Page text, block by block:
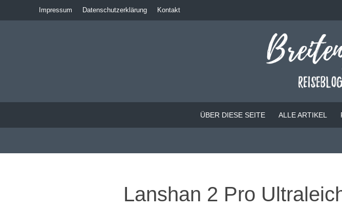
Impressum Datenschutzerklärung Kontakt
ÜBER DIESE SEITE ALLE ARTIKEL
Lanshan 2 Pro